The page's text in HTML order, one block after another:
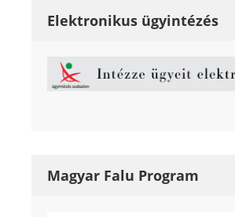
Elektronikus ügyintézés
Magyar Falu Program